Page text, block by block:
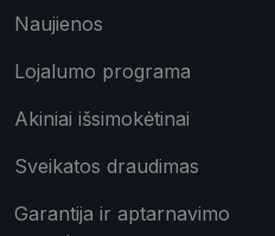
Naujienos
Lojalumo programa
Akiniai išsimokėtinai
Sveikatos draudimas
Garantija ir aptarnavimo